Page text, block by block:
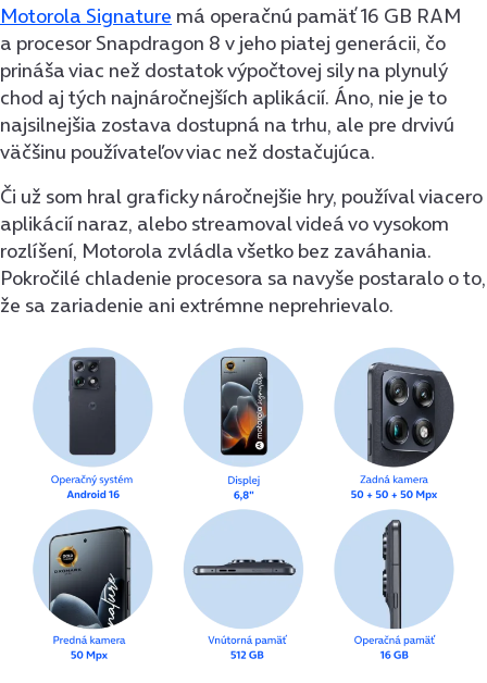
Motorola Signature má operačnú pamäť 16 GB RAM
a procesor Snapdragon 8 v jeho piatej generácii, čo
prináša viac než dostatok výpočtovej sily na plynulý
chod aj tých najnáročnejších aplikácií. Áno, nie je to
najsilnejšia zostava dostupná na trhu, ale pre drvivú
väčšinu používateľov viac než dostačujúca.
Či už som hral graficky náročnejšie hry, používal viacero
aplikácií naraz, alebo streamoval videá vo vysokom
rozlíšení, Motorola zvládla všetko bez zaváhania.
Pokročilé chladenie procesora sa navyše postaralo o to,
že sa zariadenie ani extrémne neprehrievalo.